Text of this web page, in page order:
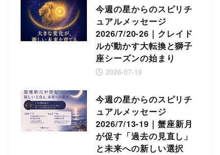
今週の星からのスピリチ
ュアルメッセージ
2026/7/20-26｜クレイド
ルが動かす大転換と獅子
座シーズンの始まり
2026-07-19
今週の星からのスピリチ
ュアルメッセージ
2026/7/13-19｜蟹座新月
が促す「過去の見直し」
と未来への新しい選択